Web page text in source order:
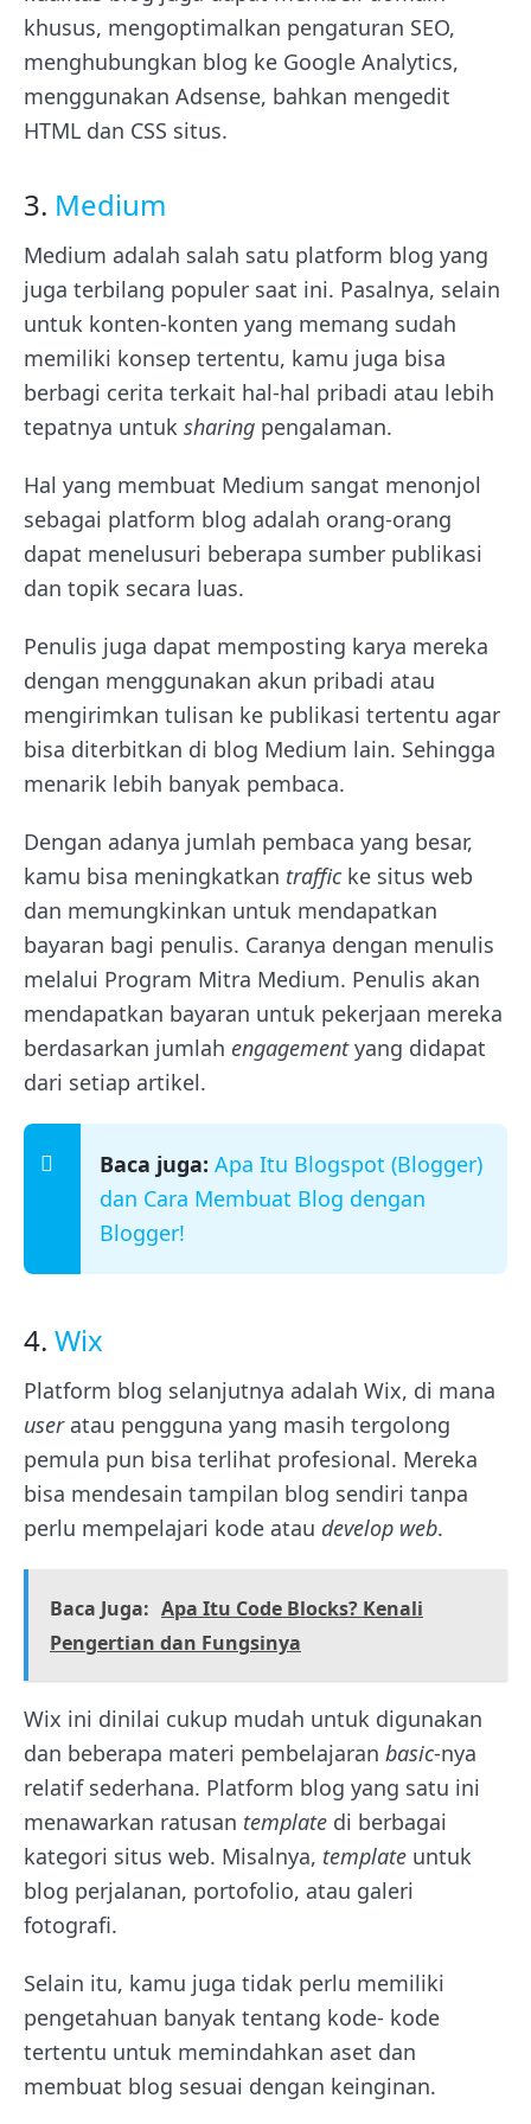
khusus, mengoptimalkan pengaturan SEO,
menghubungkan blog ke Google Analytics,
menggunakan Adsense, bahkan mengedit
HTML dan CSS situs.
3. Medium
Medium adalah salah satu platform blog yang
juga terbilang populer saat ini. Pasalnya, selain
untuk konten-konten yang memang sudah
memiliki konsep tertentu, kamu juga bisa
berbagi cerita terkait hal-hal pribadi atau lebih
tepatnya untuk sharing pengalaman.
Hal yang membuat Medium sangat menonjol
sebagai platform blog adalah orang-orang
dapat menelusuri beberapa sumber publikasi
dan topik secara luas.
Penulis juga dapat memposting karya mereka
dengan menggunakan akun pribadi atau
mengirimkan tulisan ke publikasi tertentu agar
bisa diterbitkan di blog Medium lain. Sehingga
menarik lebih banyak pembaca.
Dengan adanya jumlah pembaca yang besar,
kamu bisa meningkatkan trafficke situs web
dan memungkinkan untuk mendapatkan
bayaran bagi penulis. Caranya dengan menulis
melalui Program Mitra Medium. Penulis akan
mendapatkan bayaran untuk pekerjaan mereka
berdasarkan jumlah engagementyang didapat
dari setiap artikel.
Baca juga: Apa Itu Blogspot (Blogger)
dan Cara Membuat Blog dengan
Blogger!
4. Wix
Platform blog selanjutnya adalah Wix, di mana
useratau pengguna yang masih tergolong
pemula pun bisa terlihat profesional. Mereka
bisa mendesain tampilan blog sendiri tanpa
perlu mempelajari kode atau develop web.
Baca Juga: Apa Itu Code Blocks? Kenali
Pengertian dan Fungsinya
Wix ini dinilai cukup mudah untuk digunakan
dan beberapa materi pembelajaran basic-nya
relatif sederhana. Platform blog yang satu ini
menawarkan ratusan template di berbagai
kategori situs web. Misalnya, template untuk
blog perjalanan, portofolio, atau galeri
fotografi.
Selain itu, kamu juga tidak perlu memiliki
pengetahuan banyak tentang kode- kode
tertentu untuk memindahkan aset dan
membuat blog sesuai dengan keinginan.